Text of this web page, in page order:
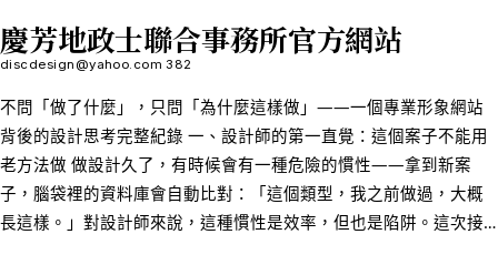
慶芳地政士聯合事務所官方網站
discdesign@yahoo.com 382
不問「做了什麼」，只問「為什麼這樣做」——一個專業形象網站
背後的設計思考完整紀錄 一、設計師的第一直覺：這個案子不能用
老方法做 做設計久了，有時候會有一種危險的慣性——拿到新案
子，腦袋裡的資料庫會自動比對：「這個類型，我之前做過，大概
長這樣。」對設計師來說，這種慣性是效率，但也是陷阱。這次接